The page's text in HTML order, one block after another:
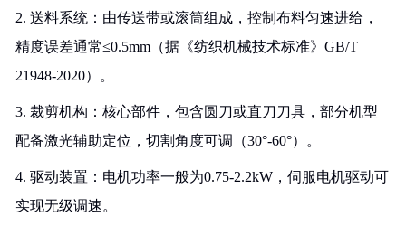
2. 送料系统：由传送带或滚筒组成，控制布料匀速进给，
精度误差通常≤0.5mm（据《纺织机械技术标准》GB/T
21948-2020）。
3. 裁剪机构：核心部件，包含圆刀或直刀刀具，部分机型
配备激光辅助定位，切割角度可调（30°-60°）。
4. 驱动装置：电机功率一般为0.75-2.2kW，伺服电机驱动可
实现无级调速。